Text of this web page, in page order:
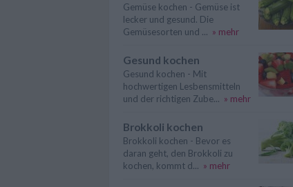
Gemüse kochen - Gemüse ist
lecker und gesund. Die
Gemüsesorten und ... » mehr
Gesund kochen
Gesund kochen - Mit
hochwertigen Lesbensmitteln
und der richtigen Zube... » mehr
Brokkoli kochen
Brokkoli kochen - Bevor es
daran geht, den Brokkoli zu
kochen, kommt d... » mehr